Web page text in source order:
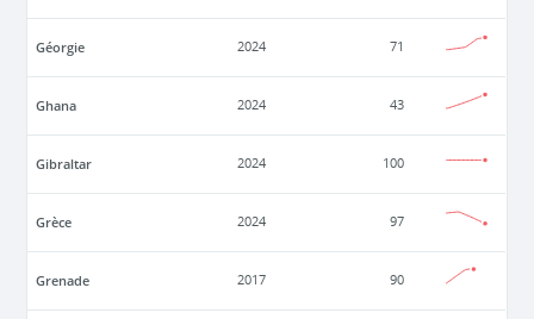
Géorgie 2024 71
Ghana 2024 43
Gibraltar 2024 100
Grèce 2024 97
Grenade 2017 90